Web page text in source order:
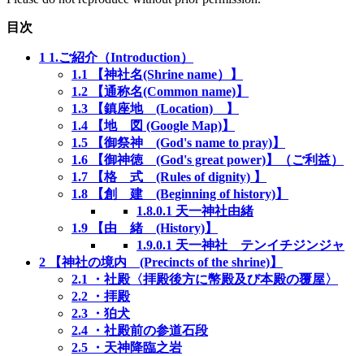
目次
1 1.ご紹介（Introduction）
1.1
【神社名(Shrine name）】
1.2 【通称名(Common name)】
1.3 【鎮座地 (Location) 】
1.4 【地 図 (Google Map)】
1.5 【御祭神 (God's name to pray)】
1.6 【御神徳 (God's great power)】（ご利益）
1.7 【格 式 (Rules of dignity) 】
1.8 【創 建 (Beginning of history)】
1.8.0.1 天一神社由緒
1.9 【由 緒 (History)】
1.9.0.1 天一神社 テンイチジンジャ
2 【神社の境内 (Precincts of the shrine)】
2.1
・社殿〈拝殿後方に幣殿及び本殿の覆屋〉
2.2 ・拝殿
2.3 ・狛犬
2.4 ・社殿前の参道石段
2.5 ・天神降臨之岩